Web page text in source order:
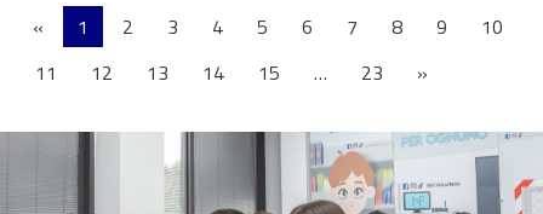
« 1 2 3 4 5 6 7 8 9
10
11
12 13 14 15 … 23 »